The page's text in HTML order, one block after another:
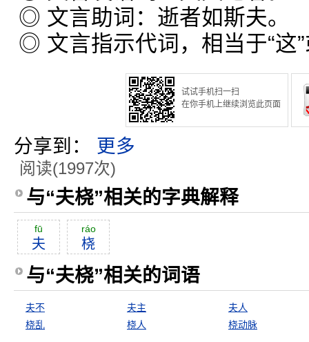
◎ 文言助词：逝者如斯夫。
◎ 文言指示代词，相当于“这”
试试手机扫一扫
在你手机上继续浏览此页面
分享到： 更多
阅读(1997次)
与“夫桡”相关的字典解释
fū
夫
ráo
桡
与“夫桡”相关的词语
夫不 夫主
夫人
桡乱
桡人 桡动脉